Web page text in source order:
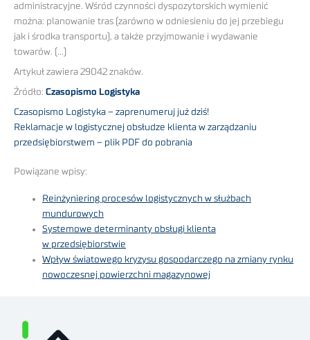
administracyjne. Wśród czynności dyspozytorskich wymienić
można: planowanie tras (zarówno w odniesieniu do jej przebiegu
jak i środka transportu), a także przyjmowanie i wydawanie
towarów. (…)
Artykuł zawiera 29042 znaków.
Źródło: Czasopismo Logistyka
Czasopismo Logistyka – zaprenumeruj już dziś!
Reklamacje w logistycznej obsłudze klienta w zarządzaniu
przedsiębiorstwem – plik PDF do pobrania
Powiązane wpisy:
Reinżyniering procesów logistycznych w służbach
mundurowych
Systemowe determinanty obsługi klienta
w przedsiębiorstwie
Wpływ światowego kryzysu gospodarczego na zmiany rynku
nowoczesnej powierzchni magazynowej